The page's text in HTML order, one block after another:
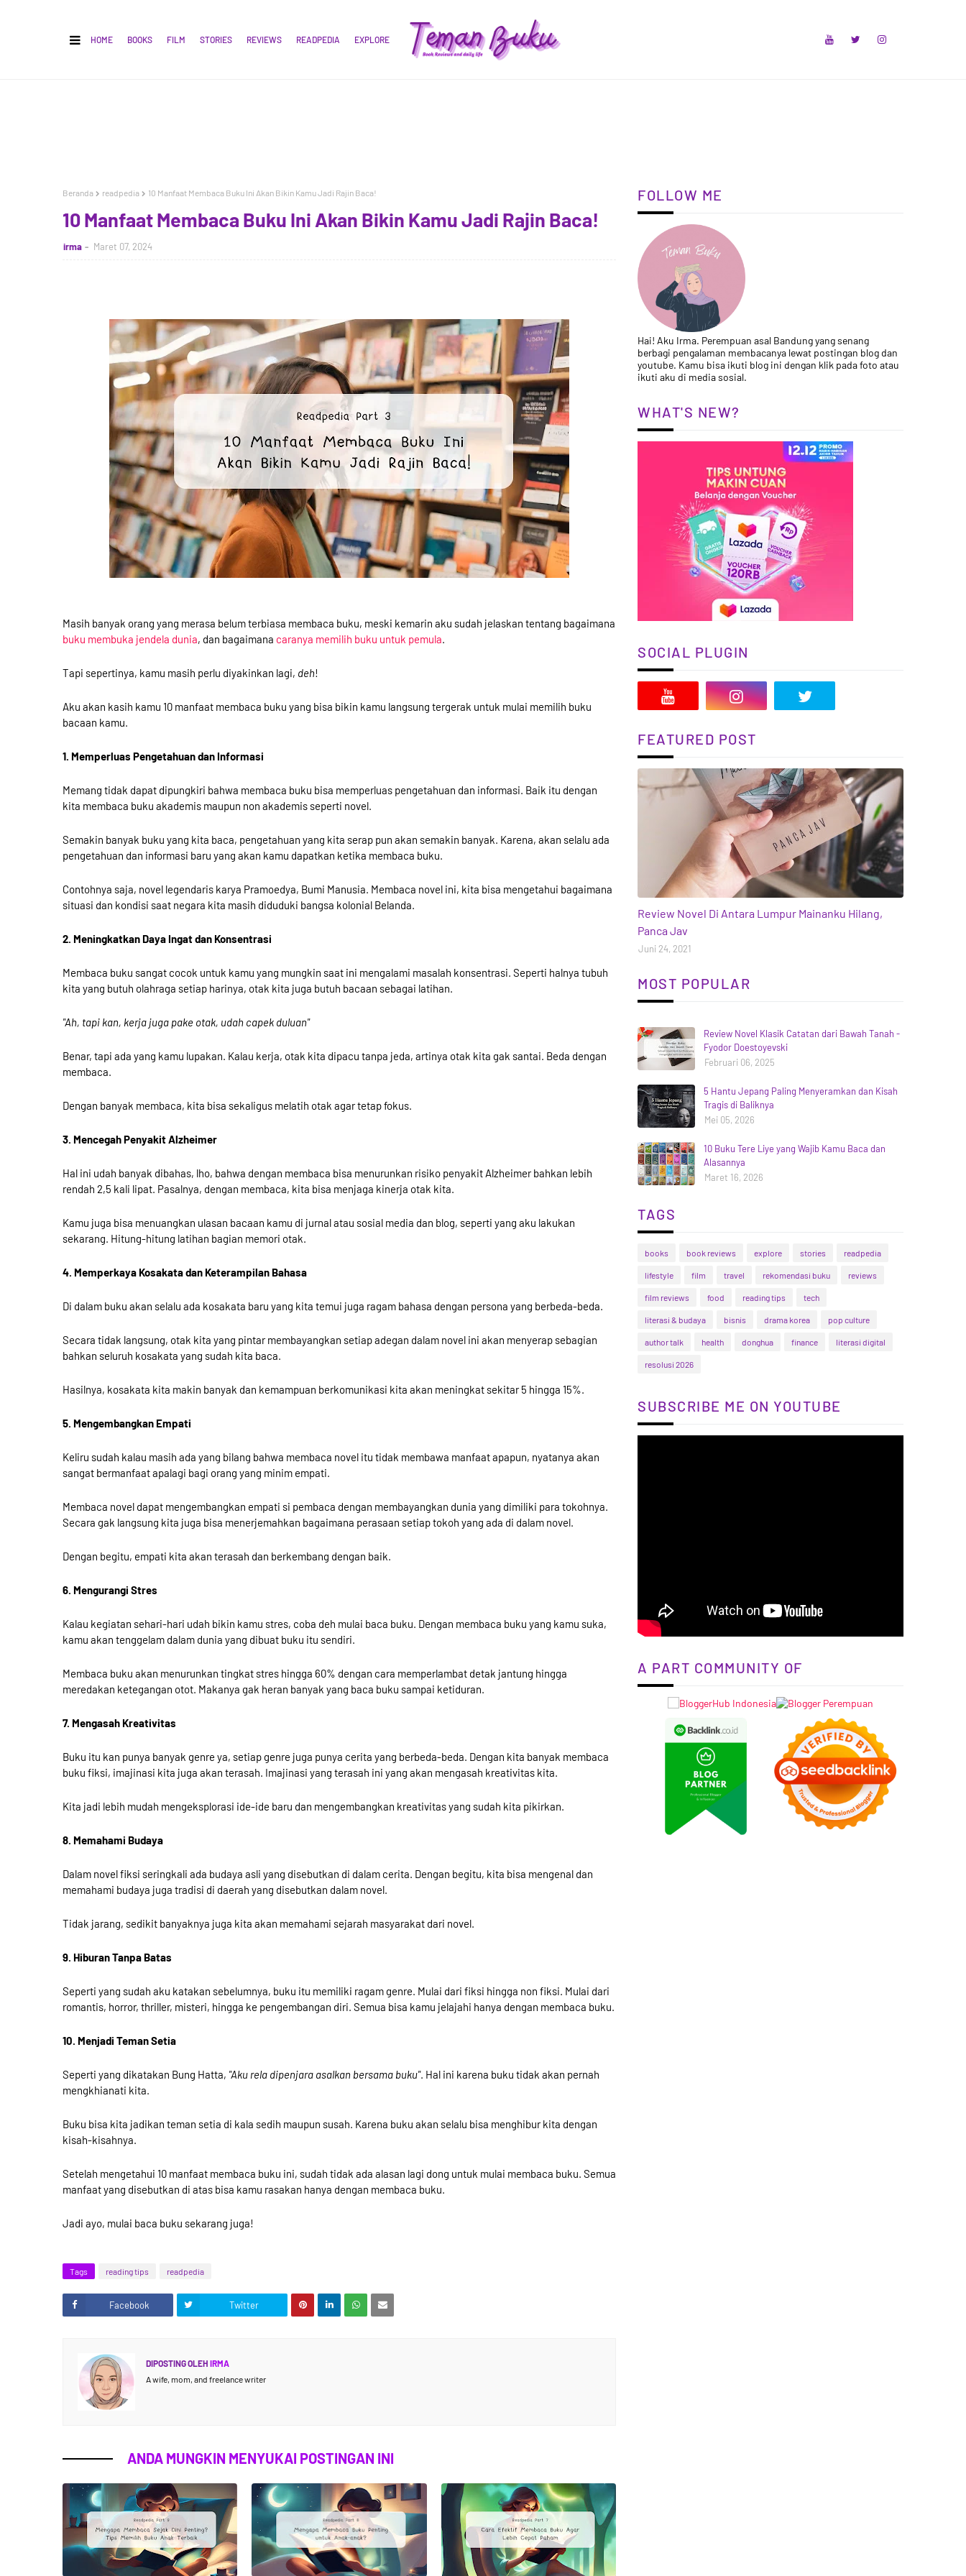
HOME BOOKS FILM STORIES REVIEWS READPEDIA EXPLORE
Beranda readpedia 10 Manfaat Membaca Buku Ini Akan Bikin Kamu Jadi Rajin Baca!
10 Manfaat Membaca Buku Ini Akan Bikin Kamu Jadi Rajin Baca!
irma Maret 07, 2024
Masih banyak orang yang merasa belum terbiasa membaca buku, meski kemarin aku sudah jelaskan tentang bagaimana
buku membuka jendela dunia, dan bagaimana caranya memilih buku untuk pemula.
Tapi sepertinya, kamu masih perlu diyakinkan lagi, deh!
Aku akan kasih kamu 10 manfaat membaca buku yang bisa bikin kamu langsung tergerak untuk mulai memilih buku
bacaan kamu.
1. Memperluas Pengetahuan dan Informasi
Memang tidak dapat dipungkiri bahwa membaca buku bisa memperluas pengetahuan dan informasi. Baik itu dengan
kita membaca buku akademis maupun non akademis seperti novel.
Semakin banyak buku yang kita baca, pengetahuan yang kita serap pun akan semakin banyak. Karena, akan selalu ada
pengetahuan dan informasi baru yang akan kamu dapatkan ketika membaca buku.
Contohnya saja, novel legendaris karya Pramoedya, Bumi Manusia. Membaca novel ini, kita bisa mengetahui bagaimana
situasi dan kondisi saat negara kita masih diduduki bangsa kolonial Belanda.
2. Meningkatkan Daya Ingat dan Konsentrasi
Membaca buku sangat cocok untuk kamu yang mungkin saat ini mengalami masalah konsentrasi. Seperti halnya tubuh
kita yang butuh olahraga setiap harinya, otak kita juga butuh bacaan sebagai latihan.
"Ah, tapi kan, kerja juga pake otak, udah capek duluan"
Benar, tapi ada yang kamu lupakan. Kalau kerja, otak kita dipacu tanpa jeda, artinya otak kita gak santai. Beda dengan
membaca.
Dengan banyak membaca, kita bisa sekaligus melatih otak agar tetap fokus.
3. Mencegah Penyakit Alzheimer
Hal ini udah banyak dibahas, lho, bahwa dengan membaca bisa menurunkan risiko penyakit Alzheimer bahkan lebih
rendah 2,5 kali lipat. Pasalnya, dengan membaca, kita bisa menjaga kinerja otak kita.
Kamu juga bisa menuangkan ulasan bacaan kamu di jurnal atau sosial media dan blog, seperti yang aku lakukan
sekarang. Hitung-hitung latihan bagian memori otak.
4. Memperkaya Kosakata dan Keterampilan Bahasa
Di dalam buku akan selalu ada kosakata baru yang kita temui juga ragam bahasa dengan persona yang berbeda-beda.
Secara tidak langsung, otak kita yang pintar membayangkan setiap adegan dalam novel ini akan menyerap sebagian
bahkan seluruh kosakata yang sudah kita baca.
Hasilnya, kosakata kita makin banyak dan kemampuan berkomunikasi kita akan meningkat sekitar 5 hingga 15%.
5. Mengembangkan Empati
Keliru sudah kalau masih ada yang bilang bahwa membaca novel itu tidak membawa manfaat apapun, nyatanya akan
sangat bermanfaat apalagi bagi orang yang minim empati.
Membaca novel dapat mengembangkan empati si pembaca dengan membayangkan dunia yang dimiliki para tokohnya.
Secara gak langsung kita juga bisa menerjemahkan bagaimana perasaan setiap tokoh yang ada di dalam novel.
Dengan begitu, empati kita akan terasah dan berkembang dengan baik.
6. Mengurangi Stres
Kalau kegiatan sehari-hari udah bikin kamu stres, coba deh mulai baca buku. Dengan membaca buku yang kamu suka,
kamu akan tenggelam dalam dunia yang dibuat buku itu sendiri.
Membaca buku akan menurunkan tingkat stres hingga 60% dengan cara memperlambat detak jantung hingga
meredakan ketegangan otot. Makanya gak heran banyak yang baca buku sampai ketiduran.
7. Mengasah Kreativitas
Buku itu kan punya banyak genre ya, setiap genre juga punya cerita yang berbeda-beda. Dengan kita banyak membaca
buku fiksi, imajinasi kita juga akan terasah. Imajinasi yang terasah ini yang akan mengasah kreativitas kita.
Kita jadi lebih mudah mengeksplorasi ide-ide baru dan mengembangkan kreativitas yang sudah kita pikirkan.
8. Memahami Budaya
Dalam novel fiksi seringkali ada budaya asli yang disebutkan di dalam cerita. Dengan begitu, kita bisa mengenal dan
memahami budaya juga tradisi di daerah yang disebutkan dalam novel.
Tidak jarang, sedikit banyaknya juga kita akan memahami sejarah masyarakat dari novel.
9. Hiburan Tanpa Batas
Seperti yang sudah aku katakan sebelumnya, buku itu memiliki ragam genre. Mulai dari fiksi hingga non fiksi. Mulai dari
romantis, horror, thriller, misteri, hingga ke pengembangan diri. Semua bisa kamu jelajahi hanya dengan membaca buku.
10. Menjadi Teman Setia
Seperti yang dikatakan Bung Hatta, "Aku rela dipenjara asalkan bersama buku". Hal ini karena buku tidak akan pernah
mengkhianati kita.
Buku bisa kita jadikan teman setia di kala sedih maupun susah. Karena buku akan selalu bisa menghibur kita dengan
kisah-kisahnya.
Setelah mengetahui 10 manfaat membaca buku ini, sudah tidak ada alasan lagi dong untuk mulai membaca buku. Semua
manfaat yang disebutkan di atas bisa kamu rasakan hanya dengan membaca buku.
Jadi ayo, mulai baca buku sekarang juga!
Tags reading tips readpedia
Facebook Twitter
DIPOSTING OLEH IRMA
A wife, mom, and freelance writer
ANDA MUNGKIN MENYUKAI POSTINGAN INI
FOLLOW ME
Hai! Aku Irma. Perempuan asal Bandung yang senang
berbagi pengalaman membacanya lewat postingan blog dan
youtube. Kamu bisa ikuti blog ini dengan klik pada foto atau
ikuti aku di media sosial.
WHAT'S NEW?
SOCIAL PLUGIN
FEATURED POST
Review Novel Di Antara Lumpur Mainanku Hilang,
Panca Jav
Juni 24, 2021
MOST POPULAR
Review Novel Klasik Catatan dari Bawah Tanah -
Fyodor Doestoyevski
Februari 06, 2025
5 Hantu Jepang Paling Menyeramkan dan Kisah
Tragis di Baliknya
Mei 05, 2026
10 Buku Tere Liye yang Wajib Kamu Baca dan
Alasannya
Maret 16, 2026
TAGS
books book reviews explore stories readpedia
lifestyle film travel rekomendasi buku reviews
film reviews food reading tips tech
literasi & budaya bisnis drama korea pop culture
author talk health donghua finance literasi digital
resolusi 2026
SUBSCRIBE ME ON YOUTUBE
A PART COMMUNITY OF